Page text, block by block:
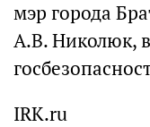
мэр города
А.В. Николюк,
IRK.ru